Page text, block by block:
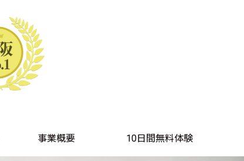
事業概要 10日間無料体験